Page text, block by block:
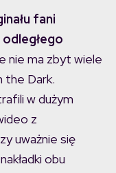
fani
nie ma zbyt wiele
the Dark.
w dużym
z
uważnie się
obu